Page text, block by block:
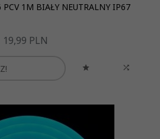
1M BIAŁY NEUTRALNY IP67
19,99 PLN